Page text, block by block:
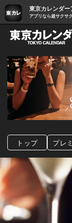
東京カレンダー
アプリなら超サクサ
トップ プレ